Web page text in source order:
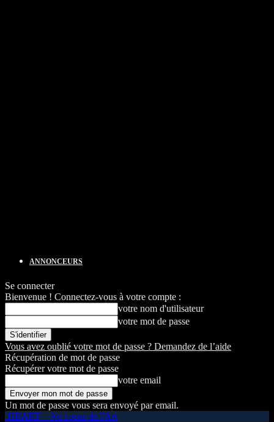
ANNONCEURS
Se connecter
Bienvenue ! Connectez-vous à votre compte :
votre nom d'utilisateur
votre mot de passe
Vous avez oublié votre mot de passe ? Demandez de l’aide
Récupération de mot de passe
Récupérer votre mot de passe
votre email
Un mot de passe vous sera envoyé par email.
HEART – Au coeur de l'Art